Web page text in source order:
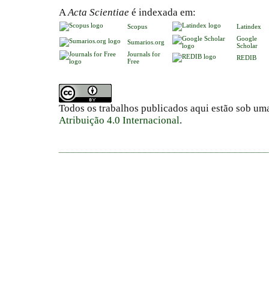
AActa Scientiae é indexada em:
Scopus Latindex
Sumarios.org
Google
Scholar
Journals for
Free
REDIB
Todos os trabalhos publicados aqui estão sob
Atribuição 4.0 Internacional.